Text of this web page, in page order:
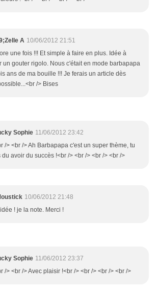
A 10/06/2012 21:51
une fois !!! Et simple à faire en plus. Idée à
un gouter rigolo. Nous c'était en mode barbapapa
ans de ma bouille !!! Je ferais un article dès
/> Bises
Sophie 11/06/2012 23:42
/> <br /> Ah Barbapapa c'est un super thème, tu
du avoir du succès !<br /> <br /> <br /> <br />
10/06/2012 21:48
! je la note. Merci !
Sophie 11/06/2012 23:37
/> <br /> Avec plaisir !<br /> <br /> <br /> <br />